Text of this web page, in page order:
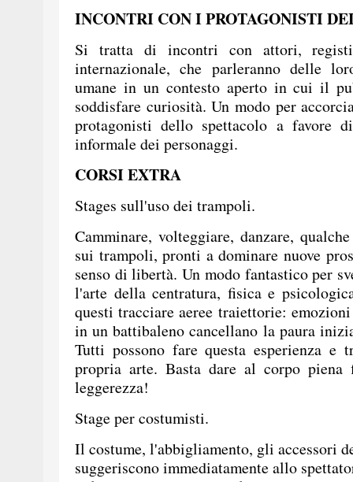
INCONTRI CON I PROTAGONISTI
Si tratta di incontri con attori,
internazionale, che parleranno delle
umane in un contesto aperto in cui il
soddisfare curiosità. Un modo per
protagonisti dello spettacolo a favore
informale dei personaggi.
CORSI EXTRA
Stages sull'uso dei trampoli.
Camminare, volteggiare, danzare,
sui trampoli, pronti a dominare nuove
senso di libertà. Un modo fantastico per
l'arte della centratura, fisica e
questi tracciare aeree traiettorie:
in un battibaleno cancellano la paura
Tutti possono fare questa esperienza e
propria arte. Basta dare al corpo piena
leggerezza!
Stage per costumisti.
Il costume, l'abbigliamento, gli accessori
suggeriscono immediatamente allo